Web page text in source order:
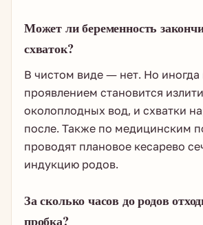
Может ли беременность
схваток?
В чистом виде — нет. Но
проявлением становится
околоплодных вод, и схватки
после. Также по медицинским
проводят плановое кесарево
индукцию родов.
За сколько часов до родов
пробка?